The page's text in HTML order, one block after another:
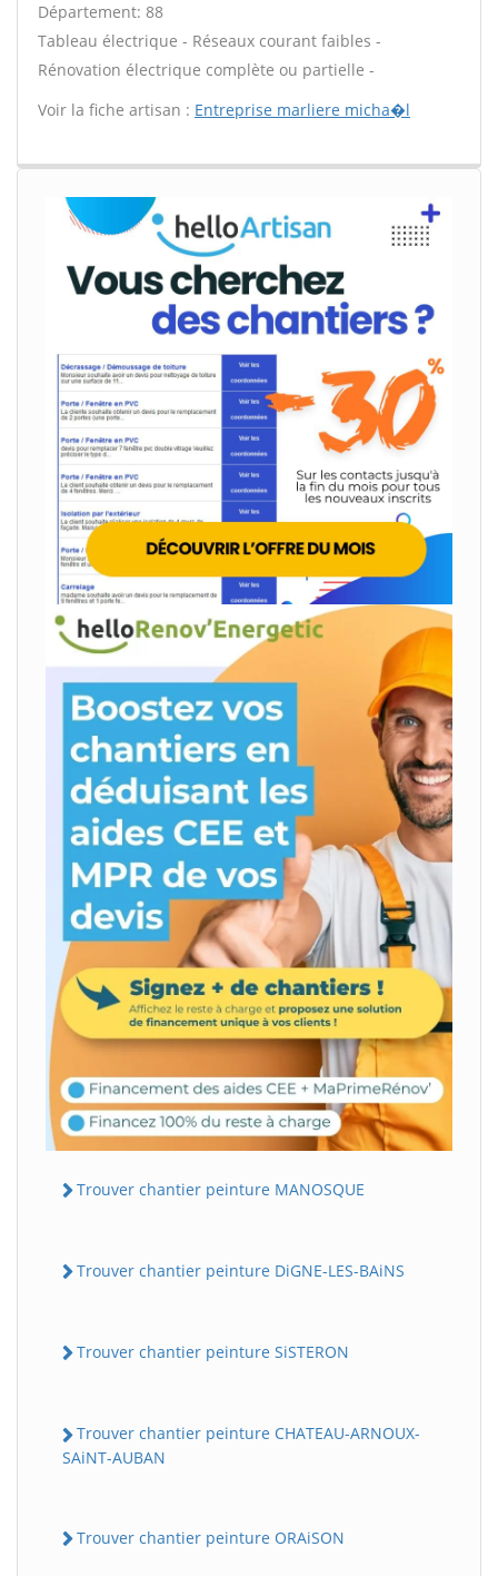
Département: 88
Tableau électrique - Réseaux courant faibles -
Rénovation électrique complète ou partielle -
Voir la fiche artisan : Entreprise marliere micha�l
Trouver chantier peinture MANOSQUE
Trouver chantier peinture DiGNE-LES-BAiNS
Trouver chantier peinture SiSTERON
Trouver chantier peinture CHATEAU-ARNOUX-
SAiNT-AUBAN
Trouver chantier peinture ORAiSON